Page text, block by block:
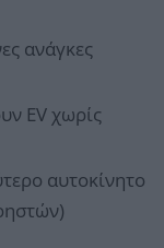
ανάγκες
EV χωρίς
αυτοκίνητο